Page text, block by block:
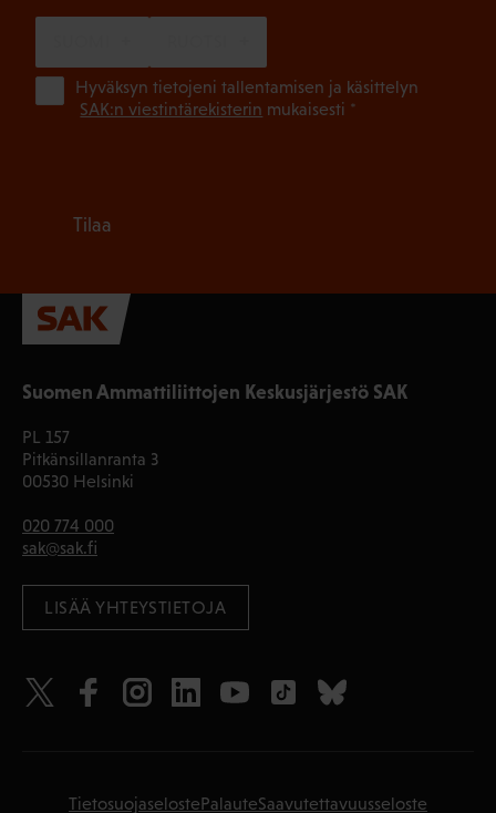
Suomen Ammattiliittojen Keskusjärjestö SAK
PL 157
Pitkänsillanranta 3
00530 Helsinki
020 774 000
sak@sak.fi
LISÄÄ YHTEYSTIETOJA
Hyväksyn tietojeni tallentamisen ja käsittelyn
SAK:n viestintärekisterin mukaisesti *
Tilaa
TietosuojaselostePalauteSaavutettavuusseloste